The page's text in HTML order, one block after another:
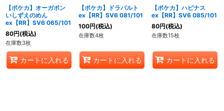
【ポケカ】オーガポン
いしずえのめん
ex【RR】SV6 065/101
80円(税込)
在庫数3枚
カートに入れる
【ポケカ】ドラパルト
ex【RR】SV6 081/101
100円(税込)
在庫数4枚
カートに入れる
【ポケカ】ハピナス
ex【RR】SV6 085/101
80円(税込)
在庫数15枚
カートに入れる